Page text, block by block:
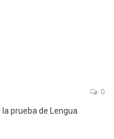
0
prueba de Lengua